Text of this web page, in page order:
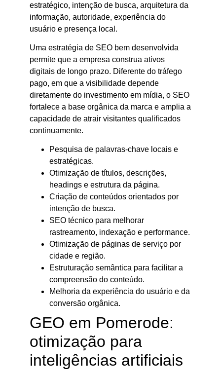
estratégico, intenção de busca, arquitetura da
informação, autoridade, experiência do
usuário e presença local.
Uma estratégia de SEO bem desenvolvida
permite que a empresa construa ativos
digitais de longo prazo. Diferente do tráfego
pago, em que a visibilidade depende
diretamente do investimento em mídia, o SEO
fortalece a base orgânica da marca e amplia a
capacidade de atrair visitantes qualificados
continuamente.
Pesquisa de palavras-chave locais e
estratégicas.
Otimização de títulos, descrições,
headings e estrutura da página.
Criação de conteúdos orientados por
intenção de busca.
SEO técnico para melhorar
rastreamento, indexação e performance.
Otimização de páginas de serviço por
cidade e região.
Estruturação semântica para facilitar a
compreensão do conteúdo.
Melhoria da experiência do usuário e da
conversão orgânica.
GEO em Pomerode:
otimização para
inteligências artificiais